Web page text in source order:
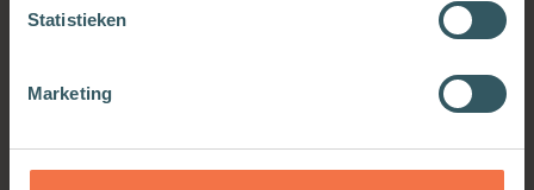
Statistieken
Marketing